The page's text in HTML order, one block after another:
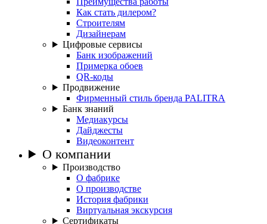
Как стать дилером?
Строителям
Дизайнерам
Цифровые сервисы
Банк изображений
Примерка обоев
QR-коды
Продвижение
Фирменный стиль бренда PALITRA
Банк знаний
Медиакурсы
Дайджесты
Видеоконтент
О компании
Производство
О фабрике
О производстве
История фабрики
Виртуальная экскурсия
Сертификаты